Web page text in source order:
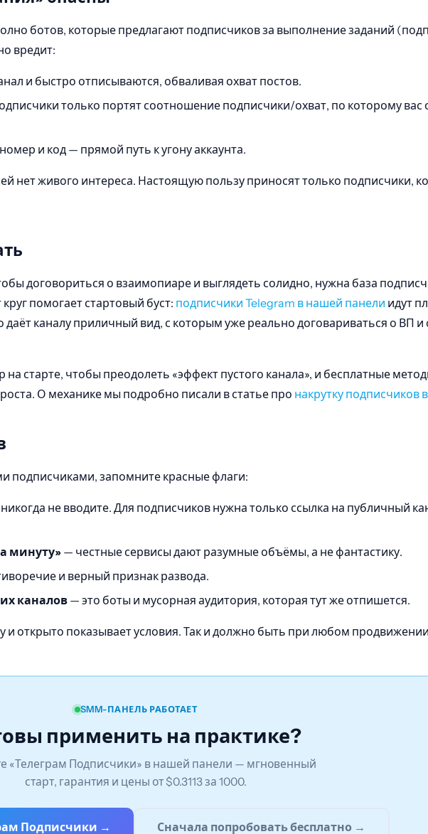
ботов, которые предлагают подписчиков за выполнение заданий
вредит:
и быстро отписываются, обваливая охват постов.
только портят соотношение подписчики/охват, по которому вас
и код — прямой путь к угону аккаунта.
нет живого интереса. Настоящую пользу приносят только подписчики,
договориться о взаимопиаре и выглядеть солидно, нужна база
помогает стартовый буст: подписчики Telegram в нашей панели идут
даёт каналу приличный вид, с которым уже реально договариваться о ВП
старте, чтобы преодолеть «эффект пустого канала», и бесплатные
О механике мы подробно писали в статье про накрутку подписчиков
подписчиками, запомните красные флаги:
не вводите. Для подписчиков нужна только ссылка на публичный
минуту» — честные сервисы дают разумные объёмы, а не фантастику.
и верный признак развода.
каналов — это боты и мусорная аудитория, которая тут же отпишется.
и открыто показывает условия. Так и должно быть при любом
SMM-ПАНЕЛЬ РАБОТАЕТ
применить на практике?
«Телеграм Подписчики» в нашей панели — мгновенный
старт, гарантия и цены от $0.3113 за 1000.
Подписчики → Сначала попробовать бесплатно →